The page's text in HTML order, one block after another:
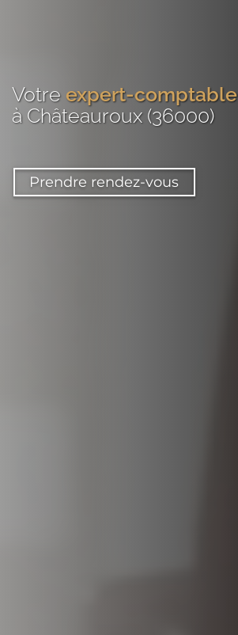
Votre expert-comptable
à Châteauroux (36000)
Prendre rendez-vous